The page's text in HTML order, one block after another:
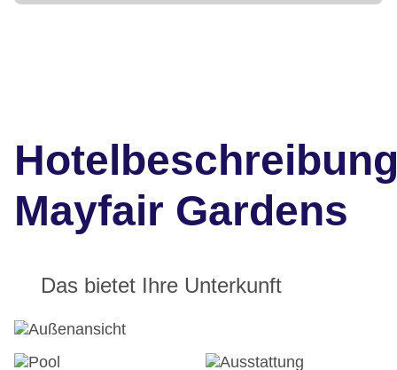
Mayfair Gardens
Das bietet Ihre Unterkunft